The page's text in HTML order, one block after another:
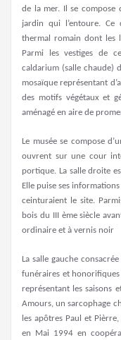
de la mer. Il se compose
jardin qui l’entoure. Ce
thermal romain dont les
Parmi les vestiges de
caldarium (salle chaude)
mosaïque représentant
des motifs végétaux et
aménagé en aire de
Le musée se compose
ouvrent sur une cour
portique. La salle droite
Elle puise ses
ceinturaient le site.
bois du III ème siècle
ordinaire et à vernis noir
La salle gauche
funéraires et honorifiques
représentant les saisons
Amours, un sarcophage
les apôtres Paul et
en Mai 1994 en